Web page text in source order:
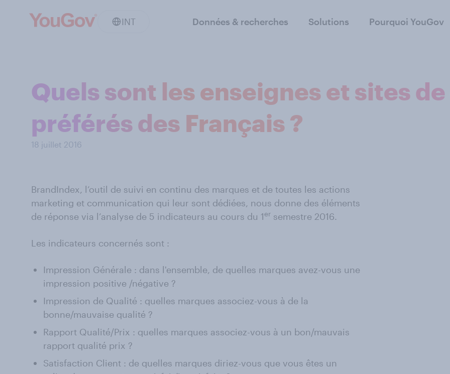
INT Données & recherches Solutions Pourquoi YouGov
Quels sont les enseignes et sites
préférés des Français ?
18 juillet 2016
BrandIndex, l’outil de suivi en continu des marques et de toutes les actions
marketing et communication qui leur sont dédiées, nous donne des éléments
de réponse via l’analyse de 5 indicateurs au cours du 1er semestre 2016.
Les indicateurs concernés sont :
Impression Générale : dans l'ensemble, de quelles marques avez-vous une
impression positive /négative ?
Impression de Qualité : quelles marques associez-vous à de la
bonne/mauvaise qualité ?
Rapport Qualité/Prix : quelles marques associez-vous à un bon/mauvais
rapport qualité prix ?
Satisfaction Client : de quelles marques diriez-vous que vous êtes un